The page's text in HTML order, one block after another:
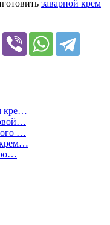
заварной крем
кре…
…